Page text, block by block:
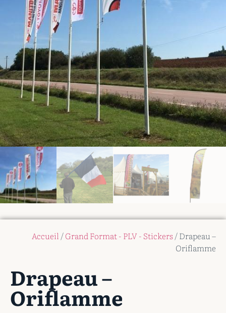
Drapeau –
Oriflamme
Accueil /Grand Format - PLV - Stickers/ Drapeau –
Oriflamme